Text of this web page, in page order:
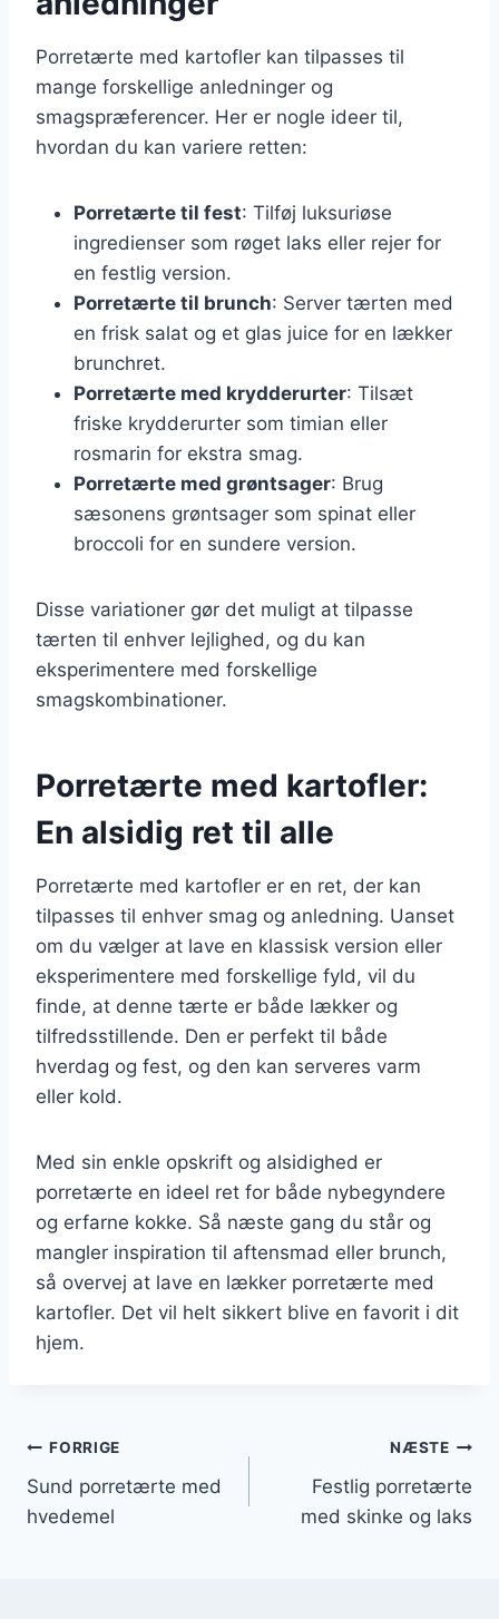
Porretærte med kartofler kan tilpasses til
mange forskellige anledninger og
smagspræferencer. Her er nogle ideer til,
hvordan du kan variere retten:
Porretærte til fest: Tilføj luksuriøse
ingredienser som røget laks eller rejer for
en festlig version.
Porretærte til brunch: Server tærten med
en frisk salat og et glas juice for en lækker
brunchret.
Porretærte med krydderurter: Tilsæt
friske krydderurter som timian eller
rosmarin for ekstra smag.
Porretærte med grøntsager: Brug
sæsonens grøntsager som spinat eller
broccoli for en sundere version.
Disse variationer gør det muligt at tilpasse
tærten til enhver lejlighed, og du kan
eksperimentere med forskellige
smagskombinationer.
Porretærte med kartofler:
En alsidig ret til alle
Porretærte med kartofler er en ret, der kan
tilpasses til enhver smag og anledning. Uanset
om du vælger at lave en klassisk version eller
eksperimentere med forskellige fyld, vil du
finde, at denne tærte er både lækker og
tilfredsstillende. Den er perfekt til både
hverdag og fest, og den kan serveres varm
eller kold.
Med sin enkle opskrift og alsidighed er
porretærte en ideel ret for både nybegyndere
og erfarne kokke. Så næste gang du står og
mangler inspiration til aftensmad eller brunch,
så overvej at lave en lækker porretærte med
kartofler. Det vil helt sikkert blive en favorit i dit
hjem.
Indlægsnavigation
FORRIGE
Sund porretærte med
hvedemel
NÆSTE
Festlig porretærte
med skinke og laks